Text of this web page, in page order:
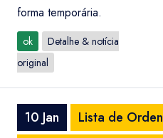
forma temporária.
ok
Detalhe & notícia
original
10 Jan
Lista de